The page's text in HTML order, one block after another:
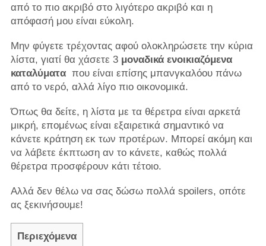
από το πιο ακριβό στο λιγότερο ακριβό και η
απόφασή μου είναι εύκολη.
Μην φύγετε τρέχοντας αφού ολοκληρώσετε την κύρια
λίστα, γιατί θα χάσετε 3 μοναδικά ενοικιαζόμενα
καταλύματαπου είναι επίσης μπανγκαλόου πάνω
από το νερό, αλλά λίγο πιο οικονομικά.
Όπως θα δείτε, η λίστα με τα θέρετρα είναι αρκετά
μικρή, επομένως είναι εξαιρετικά σημαντικό να
κάνετε κράτηση εκ των προτέρων. Μπορεί ακόμη και
να λάβετε έκπτωση αν το κάνετε, καθώς πολλά
θέρετρα προσφέρουν κάτι τέτοιο.
Αλλά δεν θέλω να σας δώσω πολλά spoilers, οπότε
ας ξεκινήσουμε!
Περιεχόμενα